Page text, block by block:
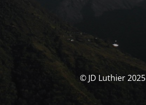
© JD Luthier 2025